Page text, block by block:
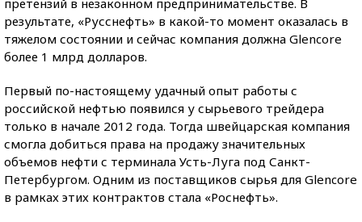
претензий в незаконном предпринимательстве. В
результате, «Русснефть» в какой-то момент оказалась в
тяжелом состоянии и сейчас компания должна Glencore
более 1 млрд долларов.
Первый по-настоящему удачный опыт работы с
российской нефтью появился у сырьевого трейдера
только в начале 2012 года. Тогда швейцарская компания
смогла добиться права на продажу значительных
объемов нефти с терминала Усть-Луга под Санкт-
Петербургом. Одним из поставщиков сырья для Glencore
в рамках этих контрактов стала «Роснефть».